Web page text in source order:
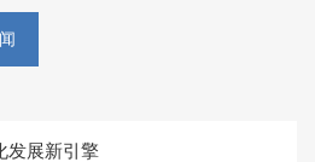
发展新引擎